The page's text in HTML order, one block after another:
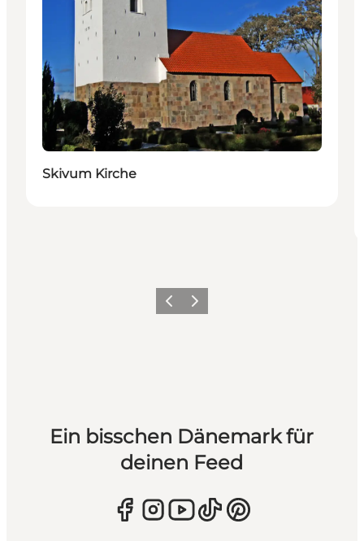
Skivum Kirche
ZurückWeiter
Ein bisschen Dänemark für
deinen Feed